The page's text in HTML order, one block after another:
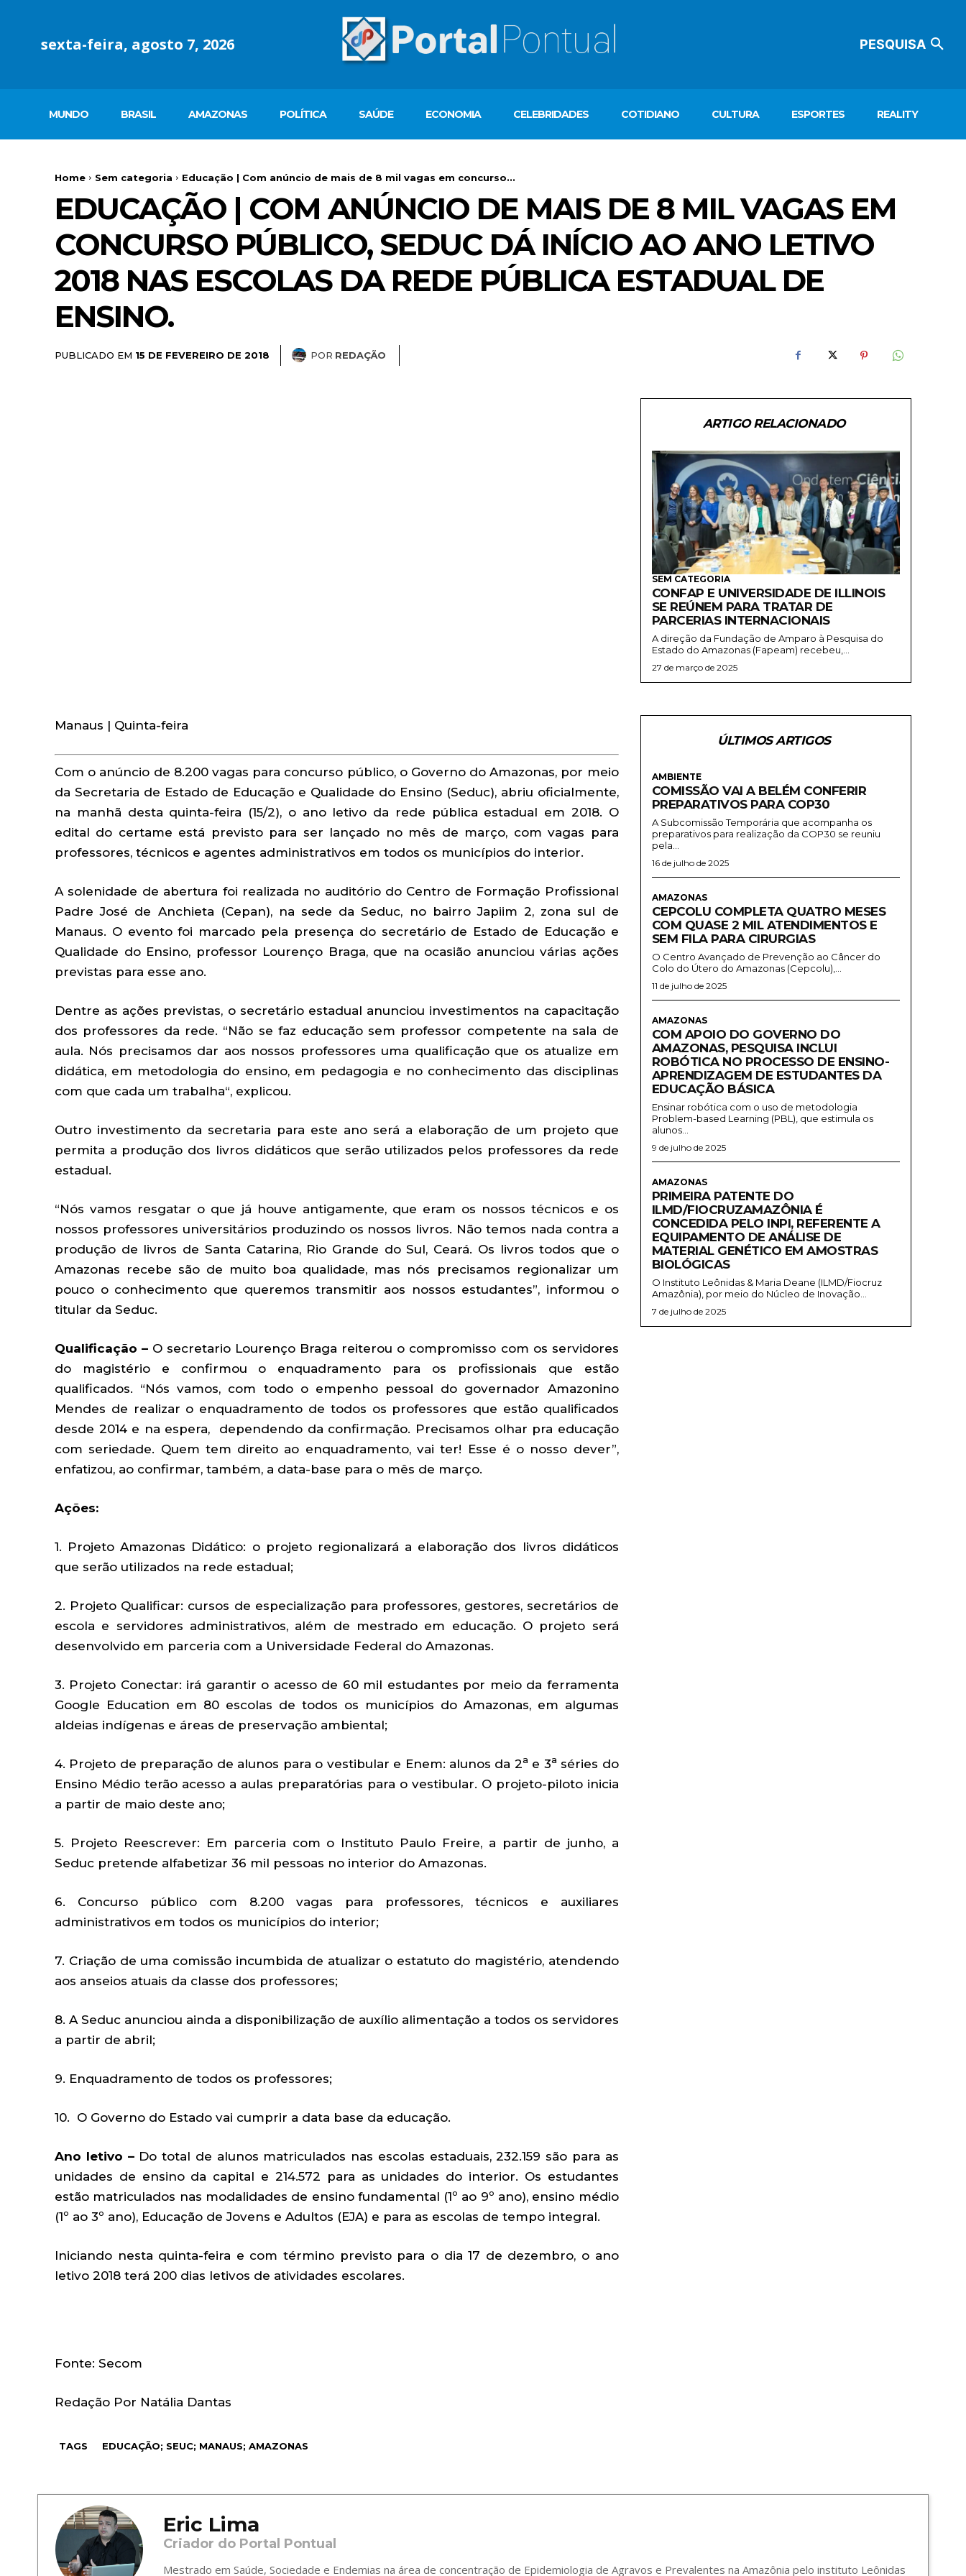
sexta-feira, agosto 7, 2026 PESQUISA
MUNDO BRASIL AMAZONAS POLÍTICA SAÚDE ECONOMIA CELEBRIDADES COTIDIANO CULTURA ESPORTES REALITY
Home Sem categoria Educação | Com anúncio de mais de 8 mil vagas em concurso...
EDUCAÇÃO | COM ANÚNCIO DE MAIS DE 8 MIL VAGAS EM
CONCURSO PÚBLICO, SEDUC DÁ INÍCIO AO ANO LETIVO
2018 NAS ESCOLAS DA REDE PÚBLICA ESTADUAL DE
ENSINO.
PUBLICADO EM 15 DE FEVEREIRO DE 2018 POR REDAÇÃO
ARTIGO RELACIONADO
SEM CATEGORIA
CONFAP E UNIVERSIDADE DE ILLINOIS
SE REÚNEM PARA TRATAR DE
PARCERIAS INTERNACIONAIS
A direção da Fundação de Amparo à Pesquisa do
Estado do Amazonas (Fapeam) recebeu,...
27 de março de 2025
Manaus | Quinta-feira
Com o anúncio de 8.200 vagas para concurso público, o Governo do Amazonas, por meio
da Secretaria de Estado de Educação e Qualidade do Ensino (Seduc), abriu oficialmente,
na manhã desta quinta-feira (15/2), o ano letivo da rede pública estadual em 2018. O
edital do certame está previsto para ser lançado no mês de março, com vagas para
professores, técnicos e agentes administrativos em todos os municípios do interior.
A solenidade de abertura foi realizada no auditório do Centro de Formação Profissional
Padre José de Anchieta (Cepan), na sede da Seduc, no bairro Japiim 2, zona sul de
Manaus. O evento foi marcado pela presença do secretário de Estado de Educação e
Qualidade do Ensino, professor Lourenço Braga, que na ocasião anunciou várias ações
previstas para esse ano.
Dentre as ações previstas, o secretário estadual anunciou investimentos na capacitação
dos professores da rede. “Não se faz educação sem professor competente na sala de
aula. Nós precisamos dar aos nossos professores uma qualificação que os atualize em
didática, em metodologia do ensino, em pedagogia e no conhecimento das disciplinas
com que cada um trabalha“, explicou.
Outro investimento da secretaria para este ano será a elaboração de um projeto que
permita a produção dos livros didáticos que serão utilizados pelos professores da rede
estadual.
“Nós vamos resgatar o que já houve antigamente, que eram os nossos técnicos e os
nossos professores universitários produzindo os nossos livros. Não temos nada contra a
produção de livros de Santa Catarina, Rio Grande do Sul, Ceará. Os livros todos que o
Amazonas recebe são de muito boa qualidade, mas nós precisamos regionalizar um
pouco o conhecimento que queremos transmitir aos nossos estudantes”, informou o
titular da Seduc.
Qualificação – O secretario Lourenço Braga reiterou o compromisso com os servidores
do magistério e confirmou o enquadramento para os profissionais que estão
qualificados. “Nós vamos, com todo o empenho pessoal do governador Amazonino
Mendes de realizar o enquadramento de todos os professores que estão qualificados
desde 2014 e na espera, dependendo da confirmação. Precisamos olhar pra educação
com seriedade. Quem tem direito ao enquadramento, vai ter! Esse é o nosso dever”,
enfatizou, ao confirmar, também, a data-base para o mês de março.
Ações:
1. Projeto Amazonas Didático: o projeto regionalizará a elaboração dos livros didáticos
que serão utilizados na rede estadual;
2. Projeto Qualificar: cursos de especialização para professores, gestores, secretários de
escola e servidores administrativos, além de mestrado em educação. O projeto será
desenvolvido em parceria com a Universidade Federal do Amazonas.
3. Projeto Conectar: irá garantir o acesso de 60 mil estudantes por meio da ferramenta
Google Education em 80 escolas de todos os municípios do Amazonas, em algumas
aldeias indígenas e áreas de preservação ambiental;
4. Projeto de preparação de alunos para o vestibular e Enem: alunos da 2a e 3a séries do
Ensino Médio terão acesso a aulas preparatórias para o vestibular. O projeto-piloto inicia
a partir de maio deste ano;
5. Projeto Reescrever: Em parceria com o Instituto Paulo Freire, a partir de junho, a
Seduc pretende alfabetizar 36 mil pessoas no interior do Amazonas.
6. Concurso público com 8.200 vagas para professores, técnicos e auxiliares
administrativos em todos os municípios do interior;
7. Criação de uma comissão incumbida de atualizar o estatuto do magistério, atendendo
aos anseios atuais da classe dos professores;
8. A Seduc anunciou ainda a disponibilização de auxílio alimentação a todos os servidores
a partir de abril;
9. Enquadramento de todos os professores;
10. O Governo do Estado vai cumprir a data base da educação.
Ano letivo – Do total de alunos matriculados nas escolas estaduais, 232.159 são para as
unidades de ensino da capital e 214.572 para as unidades do interior. Os estudantes
estão matriculados nas modalidades de ensino fundamental (1º ao 9º ano), ensino médio
(1º ao 3º ano), Educação de Jovens e Adultos (EJA) e para as escolas de tempo integral.
Iniciando nesta quinta-feira e com término previsto para o dia 17 de dezembro, o ano
letivo 2018 terá 200 dias letivos de atividades escolares.
Fonte: Secom
Redação Por Natália Dantas
TAGS EDUCAÇÃO; SEUC; MANAUS; AMAZONAS
ÚLTIMOS ARTIGOS
AMBIENTE
COMISSÃO VAI A BELÉM CONFERIR
PREPARATIVOS PARA COP30
A Subcomissão Temporária que acompanha os
preparativos para realização da COP30 se reuniu
pela...
16 de julho de 2025
AMAZONAS
CEPCOLU COMPLETA QUATRO MESES
COM QUASE 2 MIL ATENDIMENTOS E
SEM FILA PARA CIRURGIAS
O Centro Avançado de Prevenção ao Câncer do
Colo do Útero do Amazonas (Cepcolu),...
11 de julho de 2025
AMAZONAS
COM APOIO DO GOVERNO DO
AMAZONAS, PESQUISA INCLUI
ROBÓTICA NO PROCESSO DE ENSINO-
APRENDIZAGEM DE ESTUDANTES DA
EDUCAÇÃO BÁSICA
Ensinar robótica com o uso de metodologia
Problem-based Learning (PBL), que estimula os
alunos...
9 de julho de 2025
AMAZONAS
PRIMEIRA PATENTE DO
ILMD/FIOCRUZAMAZÔNIA É
CONCEDIDA PELO INPI, REFERENTE A
EQUIPAMENTO DE ANÁLISE DE
MATERIAL GENÉTICO EM AMOSTRAS
BIOLÓGICAS
O Instituto Leônidas & Maria Deane (ILMD/Fiocruz
Amazônia), por meio do Núcleo de Inovação...
7 de julho de 2025
Eric Lima
Criador do Portal Pontual
Mestrado em Saúde, Sociedade e Endemias na área de concentração de Epidemiologia de Agravos e Prevalentes na Amazônia pelo instituto Leônidas